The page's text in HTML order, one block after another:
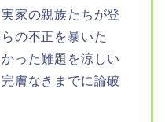
家の親族たちが登
の不正を暴いた
った難題を涼しい
膚なきまでに論破